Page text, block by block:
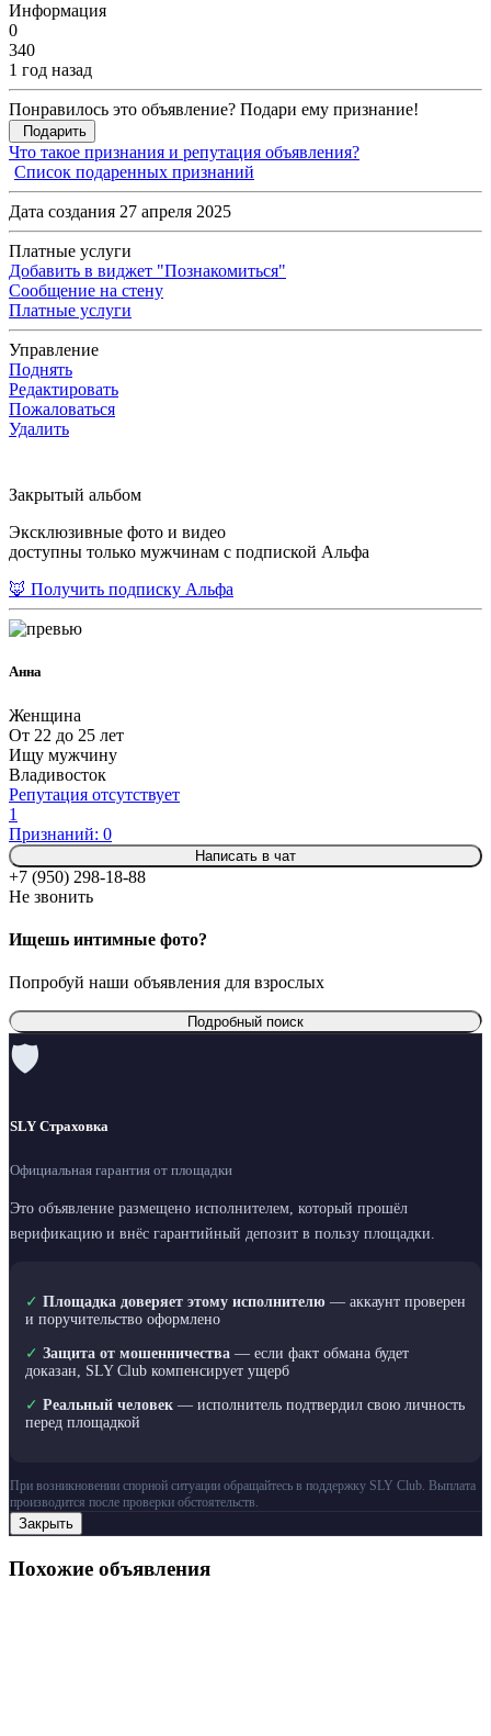
Информация
0
340
1 год назад
Понравилось это объявление? Подари ему признание!
Подарить
Что такое признания и репутация объявления?
Список подаренных признаний
Дата создания 27 апреля 2025
Платные услуги
Добавить в виджет "Познакомиться"
Сообщение на стену
Платные услуги
Управление
Поднять
Редактировать
Пожаловаться
Удалить
Закрытый альбом
Эксклюзивные фото и видео
доступны только мужчинам с подпиской Альфа
🦊 Получить подписку Альфа
Анна
Женщина
От 22 до 25 лет
Ищу мужчину
Владивосток
Репутация отсутствует
1
Признаний: 0
Написать в чат
+7 (950) 298-18-88
Не звонить
Ищешь интимные фото?
Попробуй наши объявления для взрослых
Подробный поиск
🛡
SLY Страховка
Официальная гарантия от площадки
Это объявление размещено исполнителем, который прошёл
верификацию и внёс гарантийный депозит в пользу площадки.
✓ Площадка доверяет этому исполнителю — аккаунт проверен
и поручительство оформлено
✓ Защита от мошенничества — если факт обмана будет
доказан, SLY Club компенсирует ущерб
✓ Реальный человек — исполнитель подтвердил свою личность
перед площадкой
При возникновении спорной ситуации обращайтесь в поддержку SLY Club. Выплата
производится после проверки обстоятельств.
Закрыть
Похожие объявления